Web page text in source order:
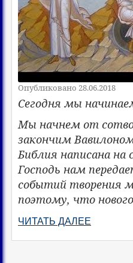
Опубликовано 28.06.2018
Сегодня мы
Мы начнем от
закончим
Библия написана
Господь нам
событий творения
поэтому, что
ЧИТАТЬ ДАЛЕЕ